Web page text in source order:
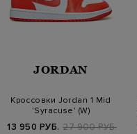
JORDAN
Кроссовки Jordan 1 Mid
'Syracuse' (W)
13 950 РУБ. 27 900 РУБ.